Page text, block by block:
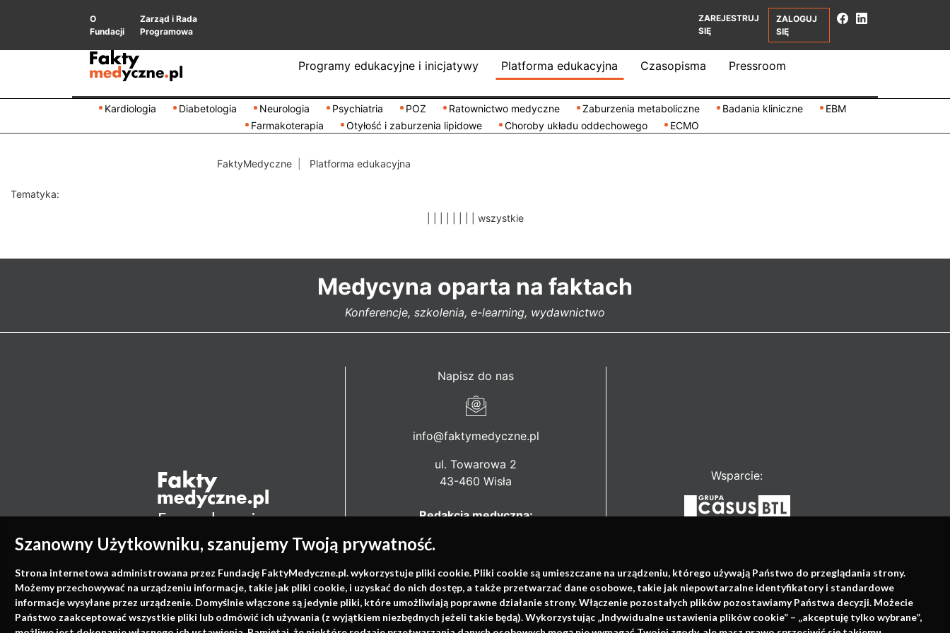
Szanowny Użytkowniku, szanujemy Twoją prywatność.
Strona internetowa administrowana przez Fundację FaktyMedyczne.pl. wykorzystuje pliki cookie. Pliki cookie są umieszczane na urządzeniu, którego używają Państwo do przeglądania strony.
Możemy przechowywać na urządzeniu informacje, takie jak pliki cookie, i uzyskać do nich dostęp, a także przetwarzać dane osobowe, takie jak niepowtarzalne identyfikatory i standardowe
informacje wysyłane przez urządzenie. Domyślnie włączone są jedynie pliki, które umożliwiają poprawne działanie strony. Włączenie pozostałych plików pozostawiamy Państwa decyzji. Możecie
Państwo zaakceptować wszystkie pliki lub odmówić ich używania (z wyjątkiem niezbędnych jeżeli takie będą). Wykorzystując „Indywidualne ustawienia plików cookie” – „akceptuję tylko wybrane”,
O
Fundacji
Zarząd i Rada
Programowa
ZAREJESTRUJ
SIĘ
ZALOGUJ
SIĘ
Programy edukacyjne i inicjatywy Platforma edukacyjna Czasopisma Pressroom
Kardiologia Diabetologia Neurologia Psychiatria POZ Ratownictwo medyczne Zaburzenia metaboliczne Badania kliniczne
EBM
Farmakoterapia
Otyłość i zaburzenia lipidowe Choroby układu oddechowego ECMO
FaktyMedyczne Platforma edukacyjna
Tematyka:
wszystkie
Medycyna oparta na faktach
Konferencje, szkolenia, e-learning, wydawnictwo
Napisz do nas
info@faktymedyczne.pl
ul. Towarowa 2
43-460 Wisła
Redakcja medyczna:
Biuro Zarządu Fundacji:
ul. Rodawska 26
61-312 Poznań
Wsparcie: